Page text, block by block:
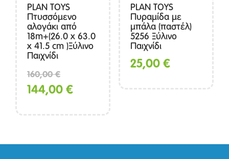
PLAN TOYS
Πτυσσόμενο
αλογάκι από
18m+(26.0 x 63.0
x 41.5 cm )Ξύλινο
Παιχνίδι
160,00€
price
144,00€
PLAN TOYS
Πυραμίδα με
μπάλα (παστέλ)
5256 Ξύλινο
Παιχνίδι
25,00€